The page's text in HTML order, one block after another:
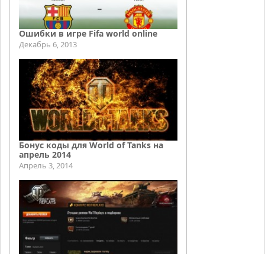
Ошибки в игре Fifa world online
Декабрь 6, 2013
Бонус коды для World of Tanks на
апрель 2014
Апрель 3, 2014